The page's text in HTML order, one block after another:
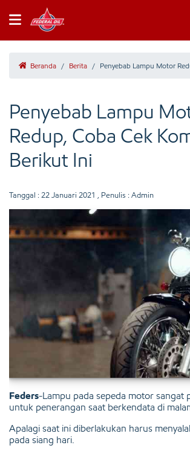
Beranda / Berita / Penyebab Lampu Motor
Penyebab Lampu
Redup, Coba Cek
Berikut Ini
Tanggal : 22 Januari 2021 , Penulis : Admin
Feders-Lampu pada sepeda motor sangat
untuk penerangan saat berkendata di
Apalagi saat ini diberlakukan harus
pada siang hari.